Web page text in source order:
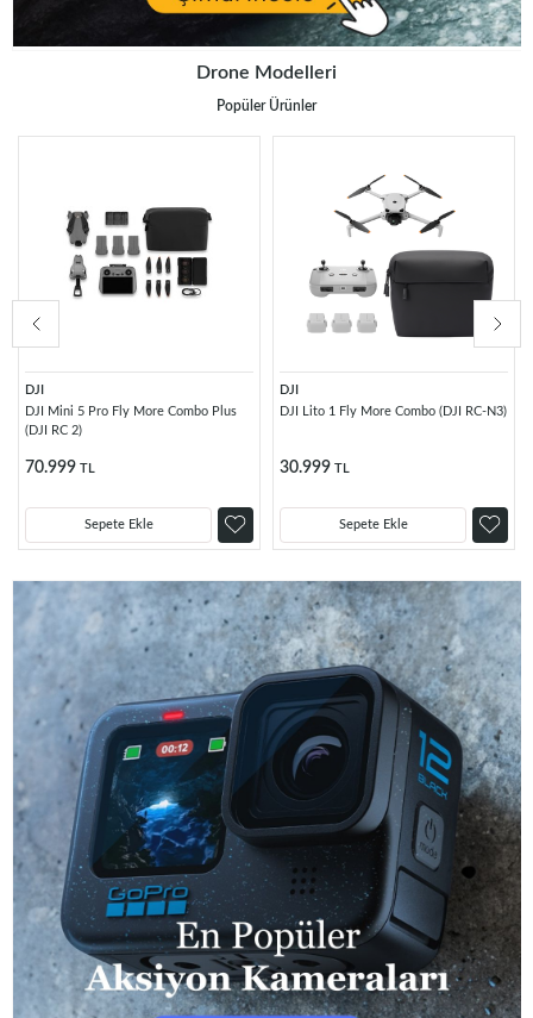
Drone Modelleri
Popüler Ürünler
DJI
DJI Mini 5 Pro Fly More Combo Plus
(DJI RC 2)
70.999 TL
Sepete Ekle
DJI
DJI Lito 1 Fly More Combo (DJI RC-N3)
30.999 TL
Sepete Ekle